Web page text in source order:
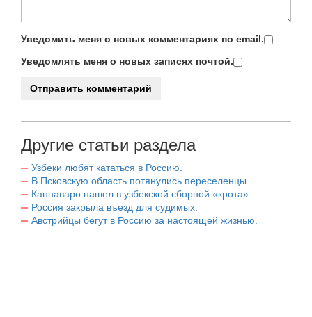
Уведомить меня о новых комментариях по email.
Уведомлять меня о новых записях почтой.
Другие статьи раздела
Узбеки любят кататься в Россию.
В Псковскую область потянулись переселенцы
Каннаваро нашел в узбекской сборной «крота».
Россия закрыла въезд для судимых.
Австрийцы бегут в Россию за настоящей жизнью.